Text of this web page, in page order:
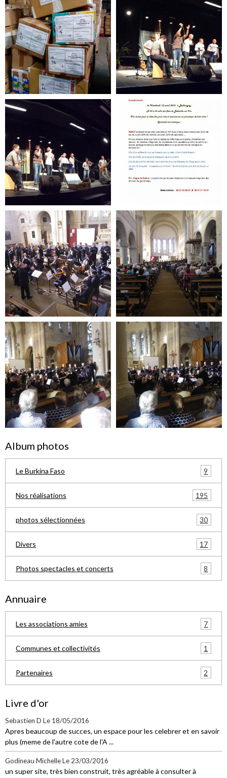
Album photos
Le Burkina Faso 9
Nos réalisations 195
photos sélectionnées 30
Divers 17
Photos spectacles et concerts 8
Annuaire
Les associations amies 7
Communes et collectivités 1
Partenaires 2
Livre d'or
Sebastien D Le 18/05/2016
Apres beaucoup de succes, un espace pour les celebrer et en savoir
plus (meme de l'autre cote de l'A ...
Godineau MichelleLe 23/03/2016
un super site, très bien construit, très agréable à consulter à